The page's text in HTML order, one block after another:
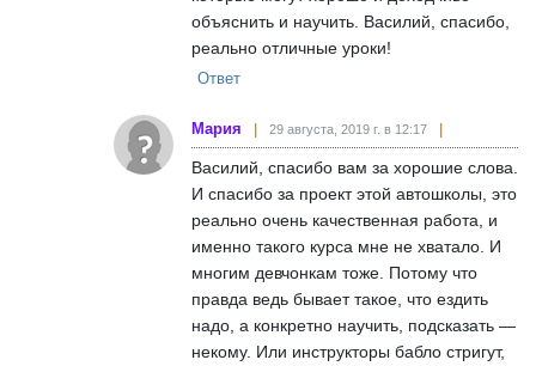
объяснить и научить. Василий, спасибо,
реально отличные уроки!
Ответ
Мария 29 августа, 2019 г. в 12:17
Василий, спасибо вам за хорошие слова.
И спасибо за проект этой автошколы, это
реально очень качественная работа, и
именно такого курса мне не хватало. И
многим девчонкам тоже. Потому что
правда ведь бывает такое, что ездить
надо, а конкретно научить, подсказать —
некому. Или инструкторы бабло стригут,